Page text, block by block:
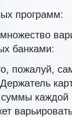
программ:
банками:
пожалуй,
каждой